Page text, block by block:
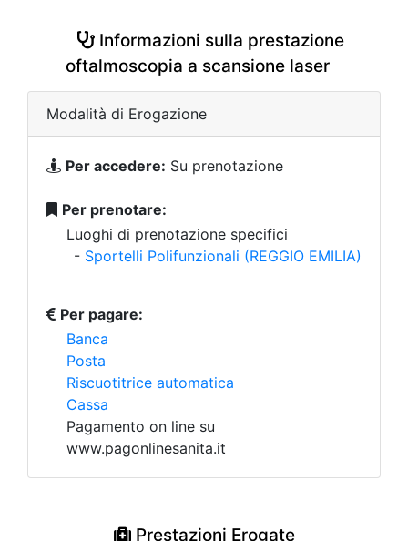
Informazioni sulla prestazione
oftalmoscopia a scansione laser
Modalità di Erogazione
Per accedere: Su prenotazione
Per prenotare:
Luoghi di prenotazione specifici
- Sportelli Polifunzionali (REGGIO EMILIA)
Per pagare:
Banca
Posta
Riscuotitrice automatica
Cassa
Pagamento on line su
www.pagonlinesanita.it
Prestazioni Erogate